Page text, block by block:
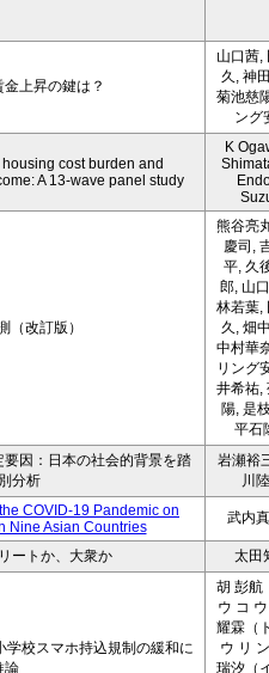
上昇の鍵は？
山口茜,
久, 神
菊池慈
ング
cost burden and
A 13-wave panel study
K
（改訂版）
熊谷亮
慶司,
平, 久
郎, 山
林若葉,
久, 畑
中村華
リング
井希祐,
陽, 是
平石
因：日本の社会的背景を踏
分析
岩瀬裕
川
COVID‑19 Pandemic on
Nine Asian Countries
武内
ートか、大衆か 太田
学校スマホ持込規制の緩和に
論
胡 彭航
ウ コ
耀霖（
ウ リ
瑞汐（